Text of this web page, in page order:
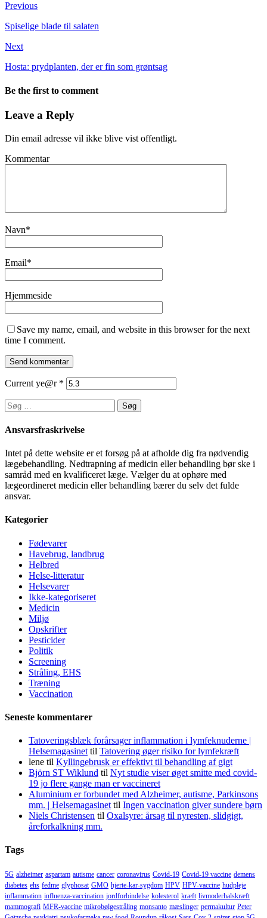
Previous
Spiselige blade til salaten
Next
Hosta: prydplanten, der er fin som grøntsag
Be the first to comment
Leave a Reply
Din email adresse vil ikke blive vist offentligt.
Kommentar
Navn*
Email*
Hjemmeside
Save my name, email, and website in this browser for the next
time I comment.
Current ye@r *
Søg
efter:
Ansvarsfraskrivelse
Intet på dette website er et forsøg på at afholde dig fra nødvendig
lægebehandling. Nedtrapning af medicin eller behandling bør ske i
samråd med en kvalificeret læge. Vælger du at ophøre med
lægeordineret medicin eller behandling bærer du selv det fulde
ansvar.
Kategorier
Fødevarer
Havebrug, landbrug
Helbred
Helse-litteratur
Helsevarer
Ikke-kategoriseret
Medicin
Miljø
Opskrifter
Pesticider
Politik
Screening
Stråling, EHS
Træning
Vaccination
Seneste kommentarer
Tatoveringsblæk forårsager inflammation i lymfeknuderne |
Helsemagasinet til Tatovering øger risiko for lymfekræft
lene til Kyllingebrusk er effektivt til behandling af gigt
Björn ST Wiklund til Nyt studie viser øget smitte med covid-
19 jo flere gange man er vaccineret
Aluminium er forbundet med Alzheimer, autisme, Parkinsons
mm. | Helsemagasinet til Ingen vaccination giver sundere børn
Niels Christensen til Oxalsyre: årsag til nyresten, slidgigt,
åreforkalkning mm.
Tags
5G alzheimer aspartam autisme cancer coronavirus Covid-19 Covid-19 vaccine demens
diabetes ehs fedme glyphosat GMO hjerte-kar-sygdom HPV HPV-vaccine hudpleje
inflammation influenza-vaccination jordforbindelse kolesterol kræft livmoderhalskræft
mammografi MFR-vaccine mikrobølgestråling monsanto mæslinger permakultur Peter